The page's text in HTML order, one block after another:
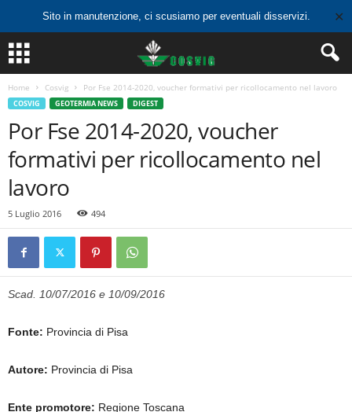
Sito in manutenzione, ci scusiamo per eventuali disservizi. ✕
Home Cosvig Por Fse 2014-2020, voucher formativi per ricollocamento nel lavoro
COSVIG GEOTERMIA NEWS DIGEST
Por Fse 2014-2020, voucher
formativi per ricollocamento nel
lavoro
5 Luglio 2016 494
Scad. 10/07/2016 e 10/09/2016
Fonte: Provincia di Pisa
Autore: Provincia di Pisa
Ente promotore: Regione Toscana